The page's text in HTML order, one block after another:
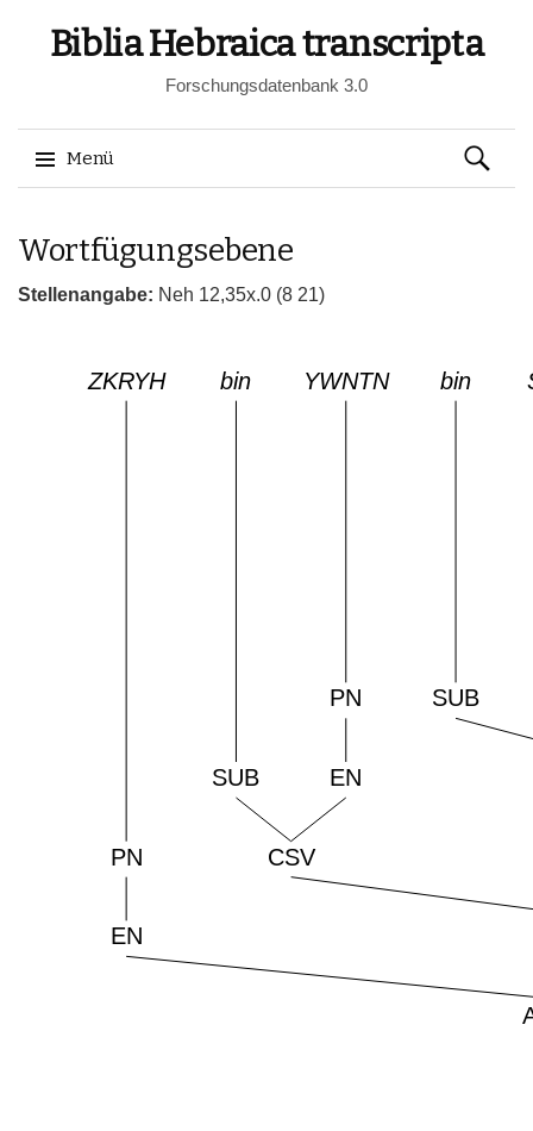
Biblia Hebraica transcripta
Forschungsdatenbank 3.0
Menü
zum
Suchen
nach:
Wortfügungsebene
Stellenangabe: Neh 12,35x.0 (8 21)